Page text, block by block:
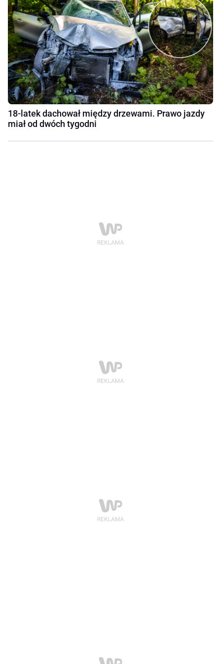
18-latek dachował między drzewami. Prawo jazdy
miał od dwóch tygodni